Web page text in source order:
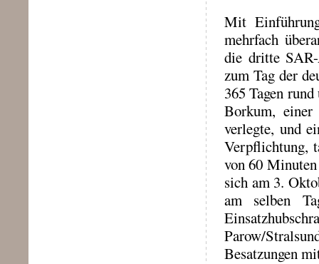
Mit
mehrfach
die dritte
zum Tag der
365 Tagen
Borkum,
verlegte, und
Verpflichtung,
von 60
sich am 3.
am selben
Parow/
Besatzungen